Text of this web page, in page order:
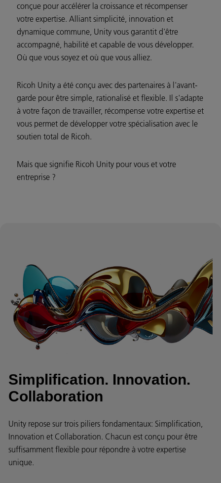
conçue pour accélérer la croissance et récompenser
votre expertise. Alliant simplicité, innovation et
dynamique commune, Unity vous garantit d'être
accompagné, habilité et capable de vous développer.
Où que vous soyez et où que vous alliez.
Ricoh Unity a été conçu avec des partenaires à l'avant-
garde pour être simple, rationalisé et flexible. Il s'adapte
à votre façon de travailler, récompense votre expertise et
vous permet de développer votre spécialisation avec le
soutien total de Ricoh.
Mais que signifie Ricoh Unity pour vous et votre
entreprise ?
Simplification. Innovation.
Collaboration
Unity repose sur trois piliers fondamentaux: Simplification,
Innovation et Collaboration. Chacun est conçu pour être
suffisamment flexible pour répondre à votre expertise
unique.